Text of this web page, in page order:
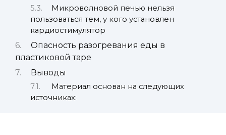
Микроволновой печью нельзя
пользоваться тем, у кого установлен
кардиостимулятор
Опасность разогревания еды в
пластиковой таре
Выводы
Материал основан на следующих
источниках: